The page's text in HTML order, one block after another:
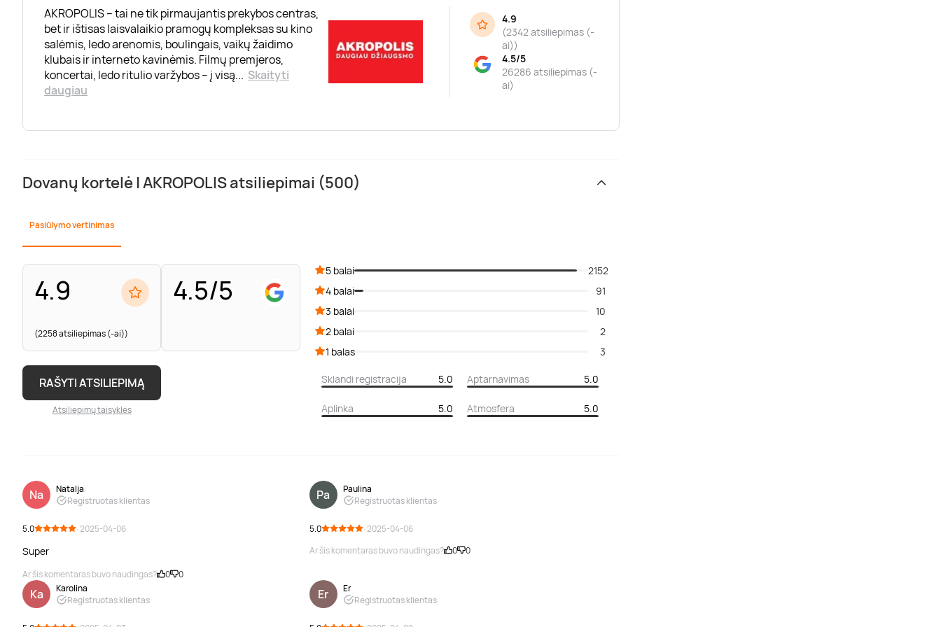
AKROPOLIS – tai ne tik pirmaujantis prekybos centras,
bet ir ištisas laisvalaikio pramogų kompleksas su kino
salėmis, ledo arenomis, boulingais, vaikų žaidimo
klubais ir interneto kavinėmis. Filmų premjeros,
koncertai, ledo ritulio varžybos – į visą... Skaityti
daugiau
4.9
(2342 atsiliepimas (-
ai))
4.5/5
26286 atsiliepimas (-
ai)
Dovanų kortelė | AKROPOLIS atsiliepimai (500)
Pasiūlymo vertinimas
4.9
(2258 atsiliepimas (-ai))
4.5/5
RAŠYTI ATSILIEPIMĄ
Atsiliepimų taisyklės
5 balai
2152
4 balai
91
3 balai
10
2 balai
2
1 balas
3
Sklandi registracija 5.0 Aptarnavimas 5.0
Aplinka 5.0 Atmosfera 5.0
Na
Natalja
Registruotas klientas
5.0 · 2025-04-06
Super
Ar šis komentaras buvo naudingas? 0 0
Pa
Paulina
Registruotas klientas
5.0
· 2025-04-06
Ar šis komentaras buvo naudingas?
0 0
Ka
Karolina
Registruotas klientas
Er
Er
Registruotas klientas